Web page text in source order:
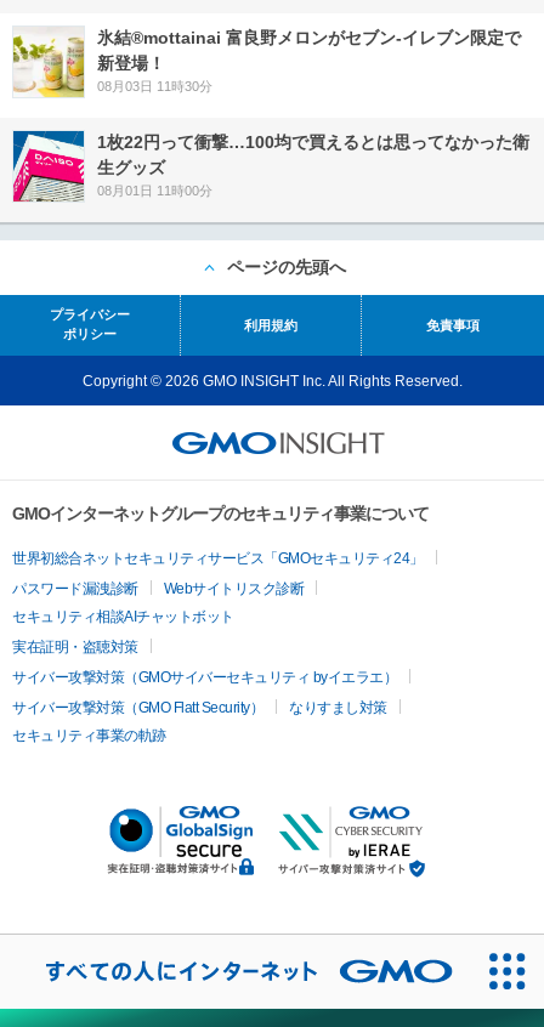
氷結®mottainai 富良野メロンがセブン‐イレブン限定で
新登場！
08月03日 11時30分
1枚22円って衝撃…100均で買えるとは思ってなかった衛
生グッズ
08月01日 11時00分
ページの先頭へ
プライバシー
ポリシー
利用規約 免責事項
Copyright © 2026 GMO INSIGHT Inc. All Rights Reserved.
GMOインターネットグループのセキュリティ事業について
世界初総合ネットセキュリティサービス「GMOセキュリティ24」
パスワード漏洩診断
Webサイトリスク診断
セキュリティ相談AIチャットボット
実在証明・盗聴対策
サイバー攻撃対策（GMOサイバーセキュリティ byイエラエ）
サイバー攻撃対策（GMO Flatt Security）
なりすまし対策
セキュリティ事業の軌跡